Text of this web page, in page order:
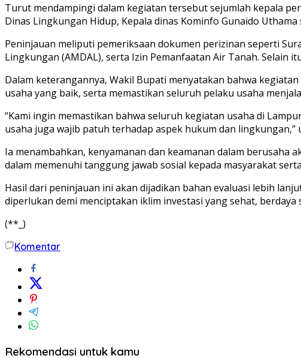
Turut mendampingi dalam kegiatan tersebut sejumlah kepala
Dinas Lingkungan Hidup, Kepala dinas Kominfo Gunaido
Peninjauan meliputi pemeriksaan dokumen perizinan seperti
Lingkungan (AMDAL), serta Izin Pemanfaatan Air Tanah. Selain
Dalam keterangannya, Wakil Bupati menyatakan bahwa
usaha yang baik, serta memastikan seluruh pelaku usaha
“Kami ingin memastikan bahwa seluruh kegiatan usaha di
usaha juga wajib patuh terhadap aspek hukum dan lingkungan,”
Ia menambahkan, kenyamanan dan keamanan dalam
dalam memenuhi tanggung jawab sosial kepada masyarakat
Hasil dari peninjauan ini akan dijadikan bahan evaluasi lebih
diperlukan demi menciptakan iklim investasi yang sehat, berdaya
(**_)
Komentar
Rekomendasi untuk kamu